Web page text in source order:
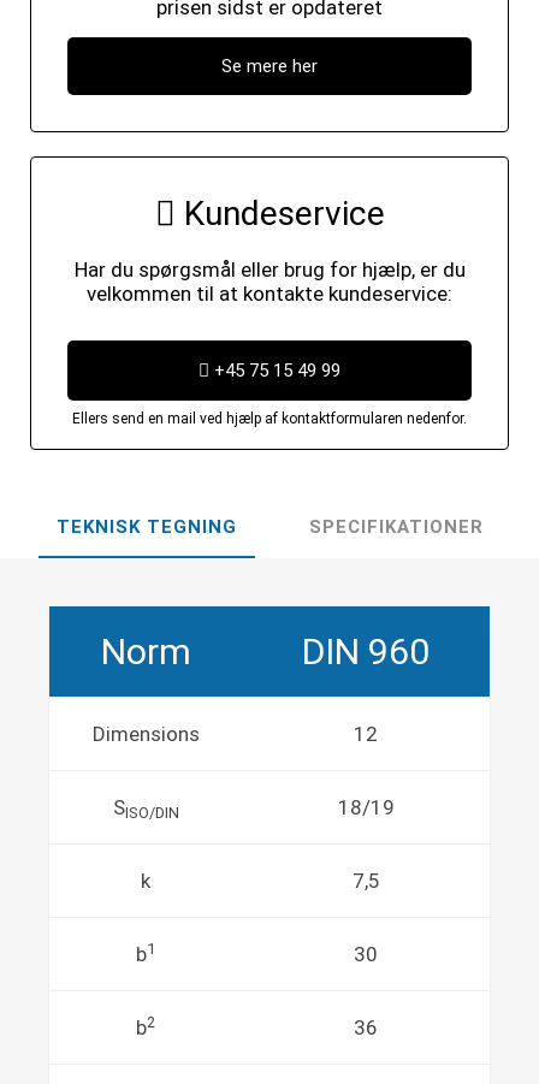
prisen sidst er opdateret
Se mere her
Kundeservice
Har du spørgsmål eller brug for hjælp, er du
velkommen til at kontakte kundeservice:
+45 75 15 49 99
Ellers send en mail ved hjælp af kontaktformularen nedenfor.
TEKNISK TEGNING SPECIFIKATIONER
Norm DIN 960
Dimensions 12
SISO/DIN 18/19
k 7,5
b1 30
b2 36